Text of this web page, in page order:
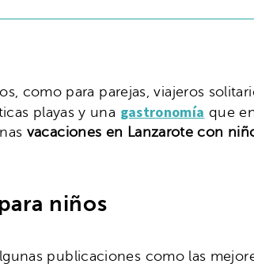
como para parejas, viajeros
playas y una gastronomía que
vacaciones en Lanzarote con
niños
publicaciones como las